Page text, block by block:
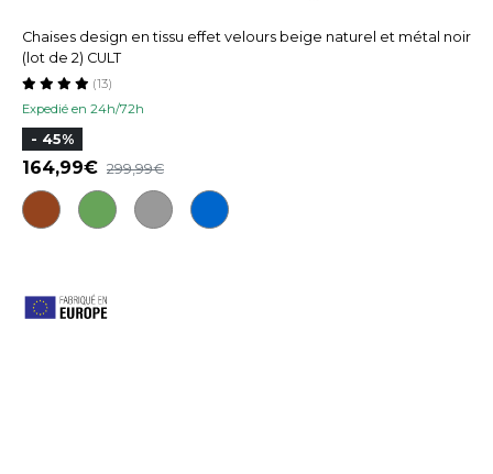
Chaises design en tissu effet velours beige naturel et métal noir
(lot de 2) CULT
Expedié en 24h/72h
(13)
- 45%
164,99 299,99